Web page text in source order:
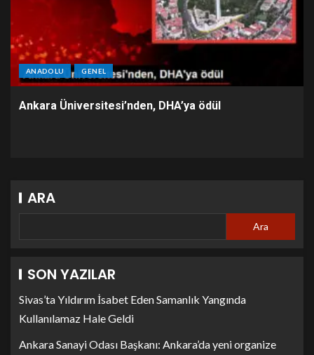
ANADOLU GENEL
Ankara Üniversitesi’nden, DHA’ya ödül
ARA
Ara
SON YAZILAR
Sivas’ta Yıldırım İsabet Eden Samanlık Yangında
Kullanılamaz Hale Geldi
Ankara Sanayi Odası Başkanı: Ankara’da yeni organize